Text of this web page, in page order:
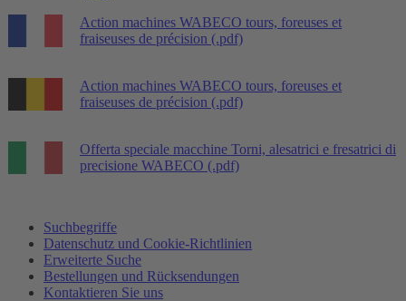
Action machines WABECO tours, foreuses et
fraiseuses de précision (.pdf)
Action machines WABECO tours, foreuses et
fraiseuses de précision (.pdf)
Offerta speciale macchine Torni, alesatrici e fresatrici di
precisione WABECO (.pdf)
Suchbegriffe
Datenschutz und Cookie-Richtlinien
Erweiterte Suche
Bestellungen und Rücksendungen
Kontaktieren Sie uns